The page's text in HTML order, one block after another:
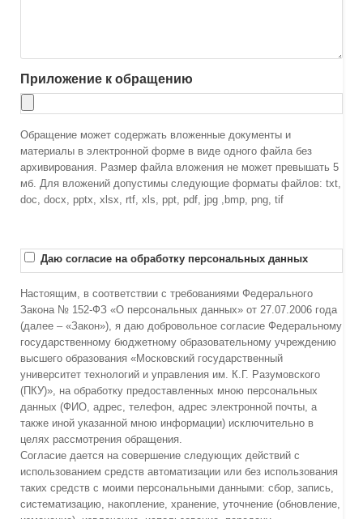
Приложение к обращению
Обращение может содержать вложенные документы и
материалы в электронной форме в виде одного файла без
архивирования. Размер файла вложения не может превышать 5
мб. Для вложений допустимы следующие форматы файлов: txt,
doc, docx, pptx, xlsx, rtf, xls, ppt, pdf, jpg ,bmp, png, tif
Даю согласие на обработку персональных данных
Настоящим, в соответствии с требованиями Федерального
Закона № 152-ФЗ «О персональных данных» от 27.07.2006 года
(далее – «Закон»), я даю добровольное согласие Федеральному
государственному бюджетному образовательному учреждению
высшего образования «Московский государственный
университет технологий и управления им. К.Г. Разумовского
(ПКУ)», на обработку предоставленных мною персональных
данных (ФИО, адрес, телефон, адрес электронной почты, а
также иной указанной мною информации) исключительно в
целях рассмотрения обращения.
Согласие дается на совершение следующих действий с
использованием средств автоматизации или без использования
таких средств с моими персональными данными: сбор, запись,
систематизацию, накопление, хранение, уточнение (обновление,